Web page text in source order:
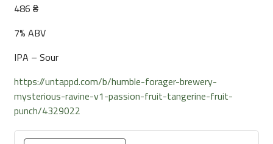
486 ₴
7% ABV
IPA – Sour
https://untappd.com/b/humble-forager-brewery-
mysterious-ravine-v1-passion-fruit-tangerine-fruit-
punch/4329022